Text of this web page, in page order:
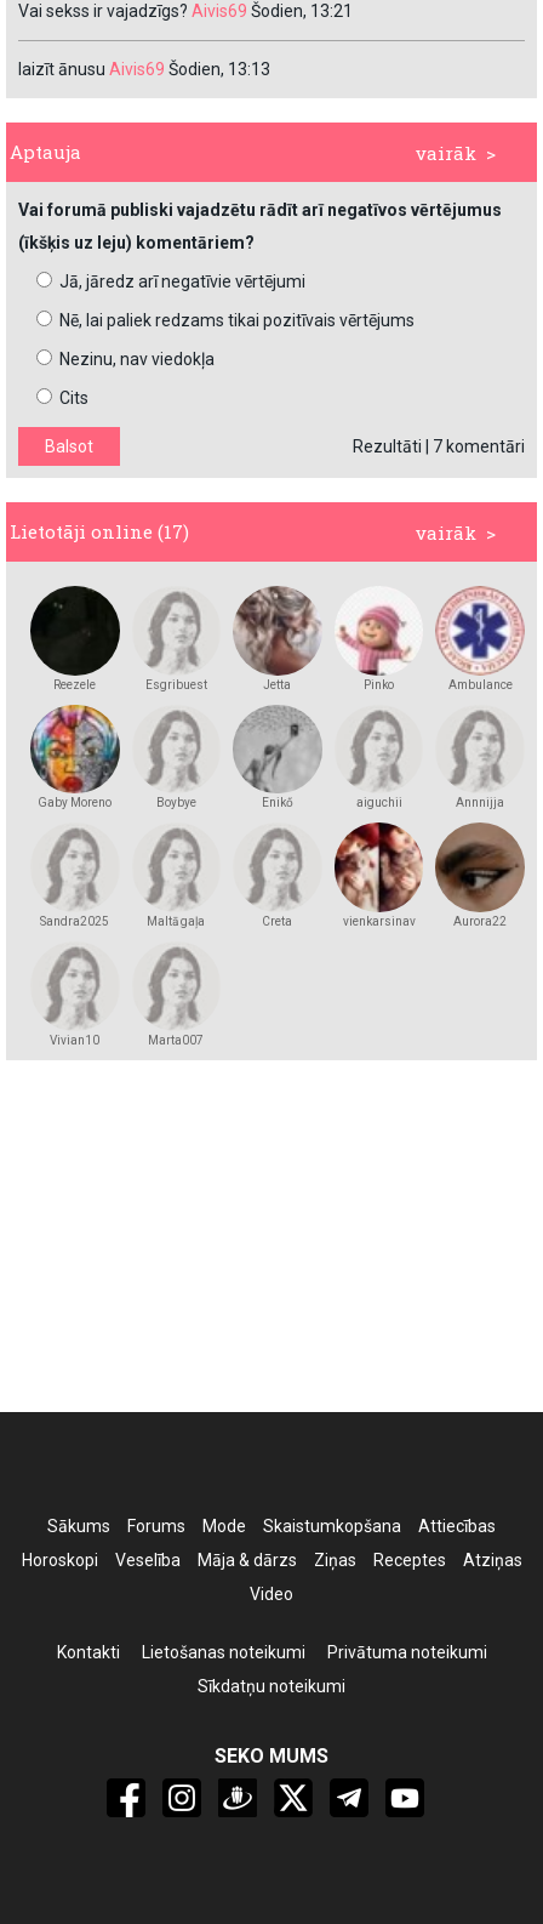
Vai sekss ir vajadzīgs? Aivis69 Šodien, 13:21
laizīt ānusu Aivis69 Šodien, 13:13
vairāk >
Aptauja
Vai forumā publiski vajadzētu rādīt arī negatīvos vērtējumus
(īkšķis uz leju) komentāriem?
Jā, jāredz arī negatīvie vērtējumi
Nē, lai paliek redzams tikai pozitīvais vērtējums
Nezinu, nav viedokļa
Cits
Rezultāti 7 komentāri
vairāk >
Lietotāji online (17)
Reezele Esgribuest Jetta Pinko Ambulance
Gaby Moreno Boybye Enikő aiguchii Annnijja
Sandra2025 Maltā gaļa Creta vienkarsinav Aurora22
Vivian10 Marta007
Sākums Forums Mode Skaistumkopšana
Attiecības
Horoskopi
Veselība Māja & dārzs Ziņas Receptes
Atziņas
Video
Kontakti Lietošanas noteikumi
Privātuma noteikumi
Sīkdatņu noteikumi
SEKO MUMS